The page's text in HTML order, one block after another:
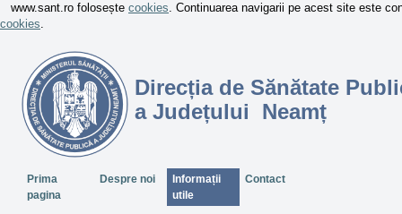
www.sant.ro folosește cookies. Continuarea navigarii pe acest site este
cookies.
Direcția de Sănătate
a Județului Neamț
SectiuniPrima
pagina
Despre noi
Informații
utile
Contact